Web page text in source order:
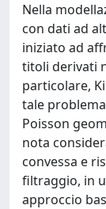
Nella
con dati ad
iniziato ad
titoli derivati
particolare,
tale
Poisson
nota
convessa e
ﬁltraggio, in
approccio